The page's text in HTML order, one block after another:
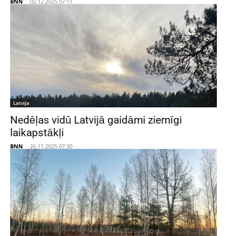
Latvija
Nedēļas vidū Latvijā gaidāmi ziemīgi
laikapstākļi
BNN - 26.11.2025 07:30